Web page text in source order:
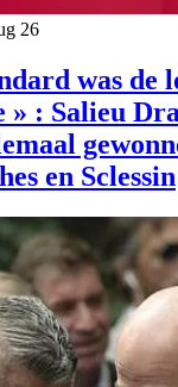
26
was de
» : Salieu
en Sclessin